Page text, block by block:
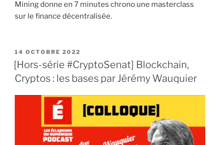
Mining donne en 7 minutes chrono une masterclass
sur le finance décentralisée.
PUBLIÉ
LE
14 OCTOBRE 2022
[Hors-série #CryptoSenat] Blockchain,
Cryptos : les bases par Jérémy Wauquier